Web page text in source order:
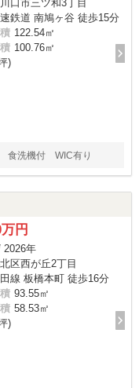
口市三ツ和3丁目
鉄道 南鳩ヶ谷 徒歩15分
122.54㎡
100.76㎡
)
食洗機付 WIC有り
円
2026年
区西が丘2丁目
線 板橋本町 徒歩16分
93.55㎡
58.53㎡
)